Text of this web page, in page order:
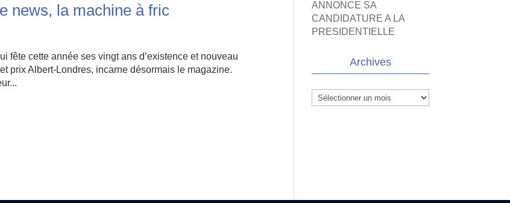
news, la machine à fric
fête cette année ses vingt ans d’existence et nouveau
prix Albert-Londres, incarne désormais le magazine.
ANNONCE SA
CANDIDATURE A LA
PRESIDENTIELLE
Archives
Archives